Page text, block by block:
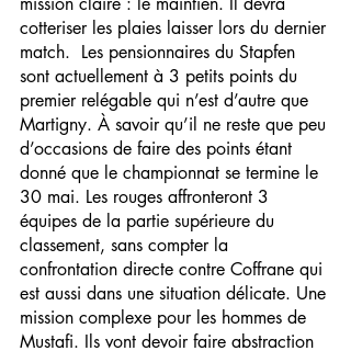
cotteriser les plaies laisser lors du dernier
match.  Les pensionnaires du Stapfen
sont actuellement à 3 petits points du
premier relégable qui n’est d’autre que
Martigny. À savoir qu’il ne reste que peu
d’occasions de faire des points étant
donné que le championnat se termine le
30 mai. Les rouges affronteront 3
équipes de la partie supérieure du
classement, sans compter la
confrontation directe contre Coffrane qui
est aussi dans une situation délicate. Une
mission complexe pour les hommes de
Mustafi. Ils vont devoir faire abstraction